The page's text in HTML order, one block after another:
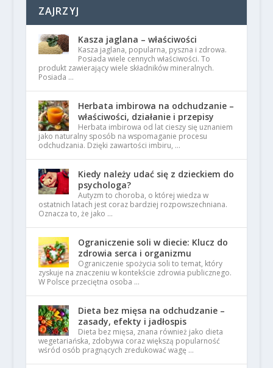
ZAJRZYJ
Kasza jaglana – właściwości
Kasza jaglana, popularna, pyszna i zdrowa.
Posiada wiele cennych właściwości. To
produkt zawierający wiele składników mineralnych.
Posiada …
Herbata imbirowa na odchudzanie –
właściwości, działanie i przepisy
Herbata imbirowa od lat cieszy się uznaniem
jako naturalny sposób na wspomaganie procesu
odchudzania. Dzięki zawartości imbiru, …
Kiedy należy udać się z dzieckiem do
psychologa?
Autyzm to choroba, o której wiedza w
ostatnich latach jest coraz bardziej rozpowszechniana.
Oznacza to, że jako …
Ograniczenie soli w diecie: Klucz do
zdrowia serca i organizmu
Ograniczenie spożycia soli to temat, który
zyskuje na znaczeniu w kontekście zdrowia publicznego.
W Polsce przeciętna osoba …
Dieta bez mięsa na odchudzanie –
zasady, efekty i jadłospis
Dieta bez mięsa, znana również jako dieta
wegetariańska, zdobywa coraz większą popularność
wśród osób pragnących zredukować wagę …